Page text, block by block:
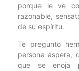
porque le ve
razonable,
de su espíritu.
Te pregunto
persona áspera,
que se enoja